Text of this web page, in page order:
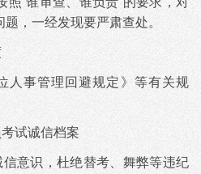
，一经发现要严肃查处。
人事管理回避规定》等有关规
试诚信档案
意识，杜绝替考、舞弊等违纪